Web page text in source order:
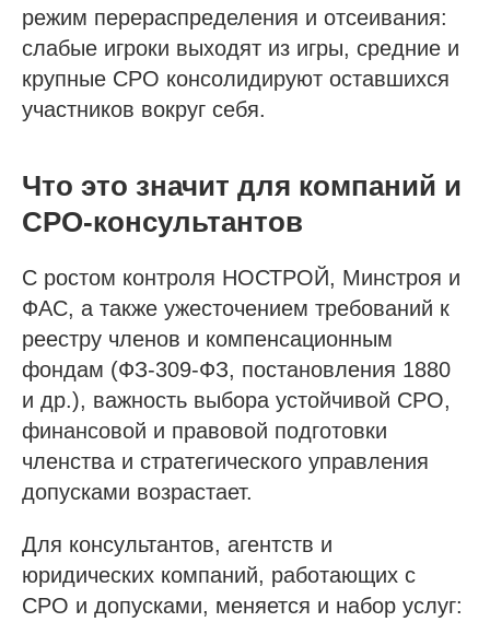
режим перераспределения и отсеивания:
слабые игроки выходят из игры, средние и
крупные СРО консолидируют оставшихся
участников вокруг себя.
Что это значит для компаний и
СРО‑консультантов
С ростом контроля НОСТРОЙ, Минстроя и
ФАС, а также ужесточением требований к
реестру членов и компенсационным
фондам (ФЗ‑309‑ФЗ, постановления 1880
и др.), важность выбора устойчивой СРО,
финансовой и правовой подготовки
членства и стратегического управления
допусками возрастает.
Для консультантов, агентств и
юридических компаний, работающих с
СРО и допусками, меняется и набор услуг: